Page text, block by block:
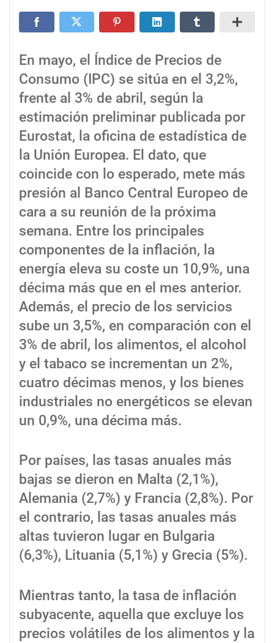
En mayo, el Índice de Precios de
Consumo (IPC) se sitúa en el 3,2%,
frente al 3% de abril, según la
estimación preliminar publicada por
Eurostat, la oficina de estadística de
la Unión Europea. El dato, que
coincide con lo esperado, mete más
presión al Banco Central Europeo de
cara a su reunión de la próxima
semana. Entre los principales
componentes de la inflación, la
energía eleva su coste un 10,9%, una
décima más que en el mes anterior.
Además, el precio de los servicios
sube un 3,5%, en comparación con el
3% de abril, los alimentos, el alcohol
y el tabaco se incrementan un 2%,
cuatro décimas menos, y los bienes
industriales no energéticos se elevan
un 0,9%, una décima más.
Por países, las tasas anuales más
bajas se dieron en Malta (2,1%),
Alemania (2,7%) y Francia (2,8%). Por
el contrario, las tasas anuales más
altas tuvieron lugar en Bulgaria
(6,3%), Lituania (5,1%) y Grecia (5%).
Mientras tanto, la tasa de inflación
subyacente, aquella que excluye los
precios volátiles de los alimentos y la